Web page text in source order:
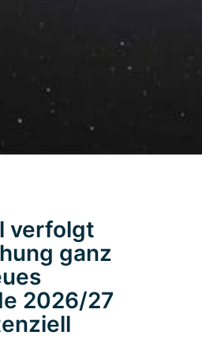
verfolgt
ganz
2026/27